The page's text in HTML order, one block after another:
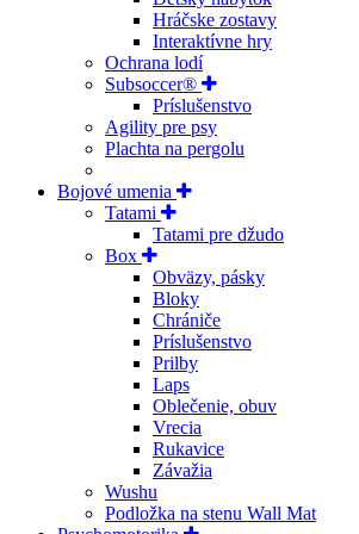
Hráčske zostavy
Interaktívne hry
Ochrana lodí
Subsoccer®
Príslušenstvo
Agility pre psy
Plachta na pergolu
Bojové umenia
Tatami
Tatami pre džudo
Box
Obväzy, pásky
Bloky
Chrániče
Príslušenstvo
Prilby
Laps
Oblečenie, obuv
Vrecia
Rukavice
Závažia
Wushu
Podložka na stenu Wall Mat